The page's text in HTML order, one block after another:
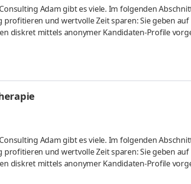
Adam gibt es viele. Im folgenden
wertvolle Zeit sparen: Sie geben auf Ihren
diskret mittels anonymer Kandidaten-Profile
Ihrer Kinder Sie erhalten Unterstützung bei
Adam gibt es viele. Im folgenden
wertvolle Zeit sparen: Sie geben auf Ihren
diskret mittels anonymer Kandidaten-Profile
Ihrer Kinder Sie erhalten Unterstützung bei